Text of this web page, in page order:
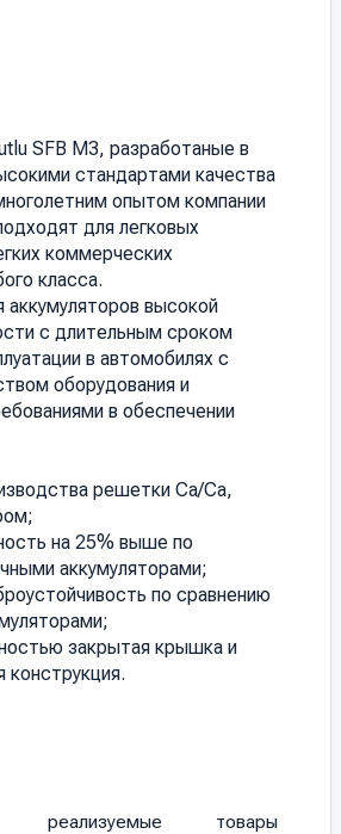
SFB M3, разработаные в
стандартами качества
опытом компании
для легковых
коммерческих
класса.
высокой
с длительным сроком
в автомобилях с
оборудования и
в обеспечении
решетки Ca/Cа,
на 25% выше по
аккумуляторами;
по сравнению
закрытая крышка и
конструкция.
товары